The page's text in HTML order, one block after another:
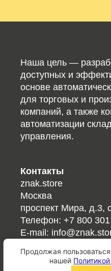
Наша цель —
доступных и
основе
для торговых и
компаний, а также
автоматизации
управления.
Контакты
znak.store
Москва
проспект Мира, д.3,
Телефон: +7 800
E-mail:
Ссылки
Продолжая
нашей